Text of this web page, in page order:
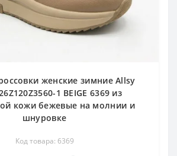
женские зимние Allsy
1 BEIGE 6369 из
кожи бежевые на молнии и
шнуровке
Код товара: 6369